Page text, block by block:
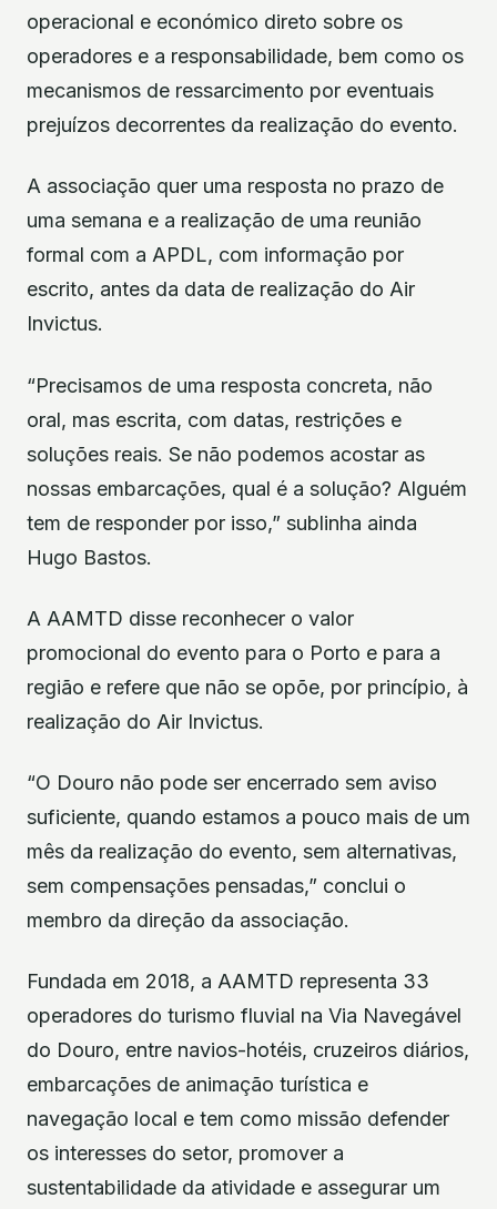
operacional e económico direto sobre os
operadores e a responsabilidade, bem como os
mecanismos de ressarcimento por eventuais
prejuízos decorrentes da realização do evento.
A associação quer uma resposta no prazo de
uma semana e a realização de uma reunião
formal com a APDL, com informação por
escrito, antes da data de realização do Air
Invictus.
“Precisamos de uma resposta concreta, não
oral, mas escrita, com datas, restrições e
soluções reais. Se não podemos acostar as
nossas embarcações, qual é a solução? Alguém
tem de responder por isso,” sublinha ainda
Hugo Bastos.
A AAMTD disse reconhecer o valor
promocional do evento para o Porto e para a
região e refere que não se opõe, por princípio, à
realização do Air Invictus.
“O Douro não pode ser encerrado sem aviso
suficiente, quando estamos a pouco mais de um
mês da realização do evento, sem alternativas,
sem compensações pensadas,” conclui o
membro da direção da associação.
Fundada em 2018, a AAMTD representa 33
operadores do turismo fluvial na Via Navegável
do Douro, entre navios-hotéis, cruzeiros diários,
embarcações de animação turística e
navegação local e tem como missão defender
os interesses do setor, promover a
sustentabilidade da atividade e assegurar um